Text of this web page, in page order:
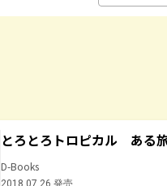
とろとろトロピカル ある
D-Books
2018.07.26 発売